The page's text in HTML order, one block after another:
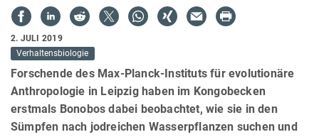
2. JULI 2019
Verhaltensbiologie
Forschende des Max-Planck-Instituts für evolutionäre
Anthropologie in Leipzig haben im Kongobecken
erstmals Bonobos dabei beobachtet, wie sie in den
Sümpfen nach jodreichen Wasserpflanzen suchen und